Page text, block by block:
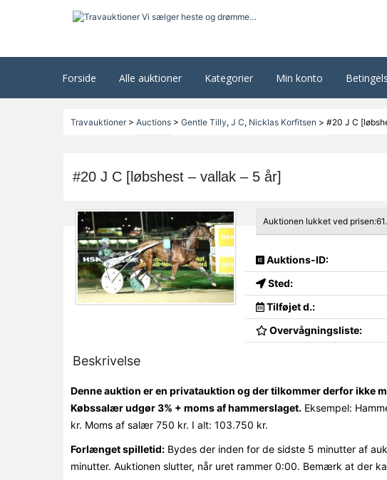
Forside Alle auktioner Kategorier Min konto
Travauktioner> Auctions> Gentle Tilly, J C, Nicklas Korfitsen > #20 J C
#20 J C [løbshest – vallak – 5 år]
Auktionen lukket ved
Auktions-ID:
Sted:
Tilføjet d.:
Overvågningsliste:
Beskrivelse
Denne auktion er en privatauktion og der tilkommer derfor ikke
Købssalær udgør 3% + moms af hammerslaget.Eksempel:
kr. Moms af salær 750 kr. I alt: 103.750 kr.
Forlænget spilletid:Bydes der inden for de sidste 5 minutter af
minutter. Auktionen slutter, når uret rammer 0:00. Bemærk at der